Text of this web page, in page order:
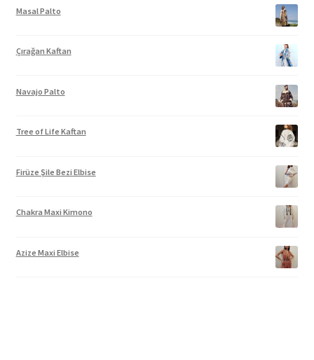
Masal Palto
Çırağan Kaftan
Navajo Palto
Tree of Life Kaftan
Firüze Şile Bezi Elbise
Chakra Maxi Kimono
Azize Maxi Elbise